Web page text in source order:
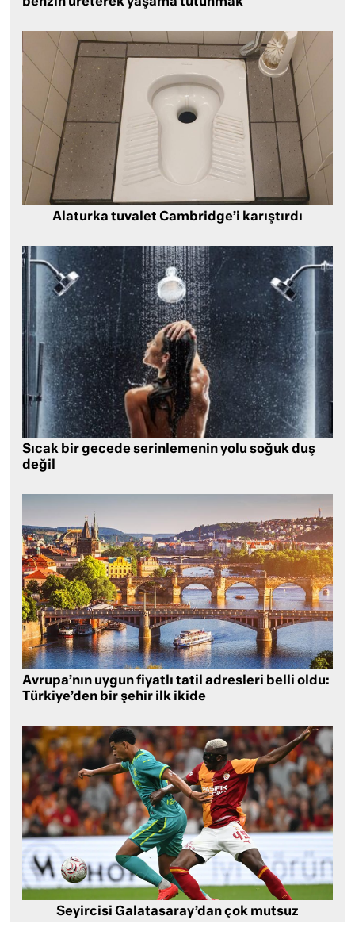
Alaturka tuvalet Cambridge’i karıştırdı
Sıcak bir gecede serinlemenin yolu soğuk duş
değil
Avrupa’nın uygun fiyatlı tatil adresleri belli oldu:
Türkiye’den bir şehir ilk ikide
Seyircisi Galatasaray’dan çok mutsuz